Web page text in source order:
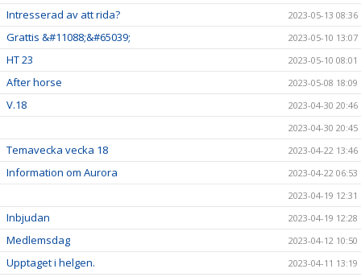
Intresserad av att rida? 2023-05-13 08:36
Grattis &#11088;&#65039; 2023-05-10 13:07
HT 23 2023-05-10 08:01
After horse 2023-05-08 18:09
V.18
2023-04-30 20:46
2023-04-30 20:45
Temavecka vecka 18 2023-04-22 13:46
Information om Aurora
2023-04-22 06:53
2023-04-19 12:31
Inbjudan 2023-04-19 12:28
Medlemsdag 2023-04-12 10:50
Upptaget i helgen. 2023-04-11 13:19